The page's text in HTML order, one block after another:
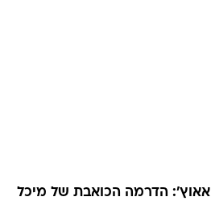
אאוץ': הדרמה הכואבת של מיכל